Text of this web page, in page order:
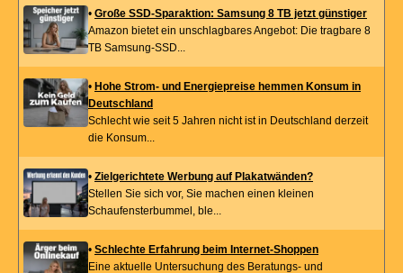
• Große SSD-Sparaktion: Samsung 8 TB jetzt günstiger
Amazon bietet ein unschlagbares Angebot: Die tragbare 8
TB Samsung-SSD...
• Hohe Strom- und Energiepreise hemmen Konsum in
Deutschland
Schlecht wie seit 5 Jahren nicht ist in Deutschland derzeit
die Konsum...
• Zielgerichtete Werbung auf Plakatwänden?
Stellen Sie sich vor, Sie machen einen kleinen
Schaufensterbummel, ble...
• Schlechte Erfahrung beim Internet-Shoppen
Eine aktuelle Untersuchung des Beratungs- und